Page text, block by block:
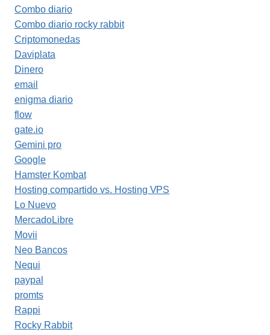
Combo diario
Combo diario rocky rabbit
Criptomonedas
Daviplata
Dinero
email
enigma diario
flow
gate.io
Gemini pro
Google
Hamster Kombat
Hosting compartido vs. Hosting VPS
Lo Nuevo
MercadoLibre
Movii
Neo Bancos
Nequi
paypal
promts
Rappi
Rocky Rabbit